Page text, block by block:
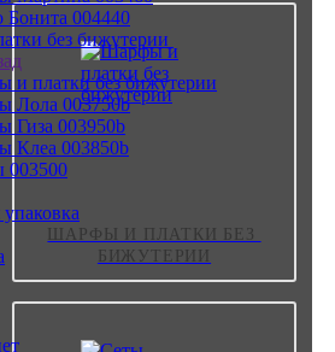
ШАРФЫ И ПЛАТКИ БЕЗ
БИЖУТЕРИИ
Бонита 004440
без бижутерии
и платки без бижутерии
Лола 003750b
Гиза 003950b
Клеа 003850b
003500